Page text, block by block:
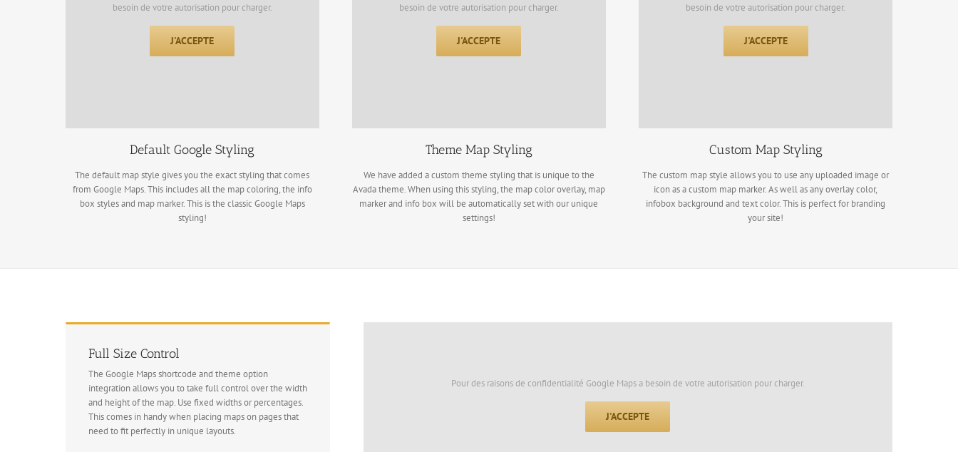
besoin de votre autorisation pour charger.
J'ACCEPTE
Default Google Styling
The default map style gives you the exact styling that comes
from Google Maps. This includes all the map coloring, the info
box styles and map marker. This is the classic Google Maps
styling!
besoin de votre autorisation pour charger.
J'ACCEPTE
Theme Map Styling
We have added a custom theme styling that is unique to the
Avada theme. When using this styling, the map color overlay, map
marker and info box will be automatically set with our unique
settings!
besoin de votre autorisation pour charger.
J'ACCEPTE
Custom Map Styling
The custom map style allows you to use any uploaded image or
icon as a custom map marker. As well as any overlay color,
infobox background and text color. This is perfect for branding
your site!
Full Size Control
The Google Maps shortcode and theme option
integration allows you to take full control over the width
and height of the map. Use fixed widths or percentages.
This comes in handy when placing maps on pages that
need to fit perfectly in unique layouts.
Pour des raisons de confidentialité Google Maps a besoin de votre autorisation pour charger.
J'ACCEPTE